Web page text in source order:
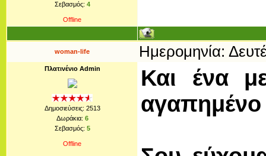
Σεβασμός: 4
Offline
woman-life Ημερομηνία:
Πλατινένιο Admin
Δημοσιεύσεις: 2513
Δωράκια: 6
Σεβασμός: 5
Offline
Και ένα